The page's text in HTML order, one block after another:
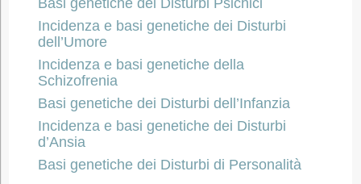
Basi genetiche dei Disturbi Psichici
Incidenza e basi genetiche dei Disturbi
dell’Umore
Incidenza e basi genetiche della
Schizofrenia
Basi genetiche dei Disturbi dell’Infanzia
Incidenza e basi genetiche dei Disturbi
d’Ansia
Basi genetiche dei Disturbi di Personalità